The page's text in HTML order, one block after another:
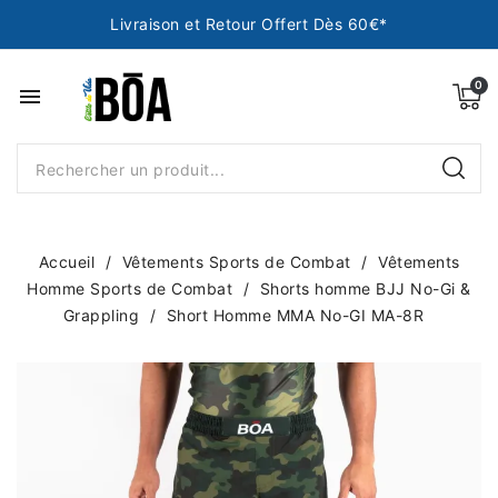
Livraison et Retour Offert Dès 60€*
menu
Accueil Vêtements Sports de Combat
Vêtements
Homme Sports de Combat
Shorts homme BJJ No-Gi &
Grappling
Short Homme MMA No-GI MA-8R